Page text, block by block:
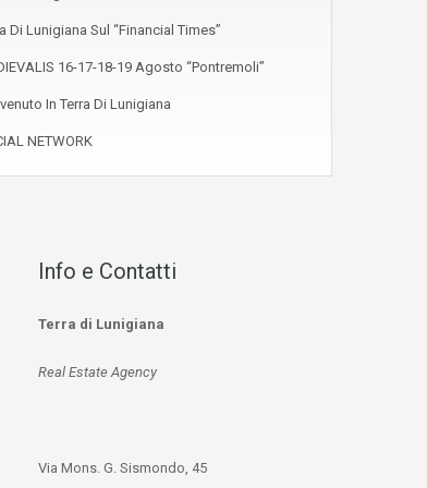
Di Lunigiana Sul “Financial Times”
16-17-18-19 Agosto “Pontremoli”
In Terra Di Lunigiana
NETWORK
Info e Contatti
Terra di Lunigiana
Real Estate Agency
Via Mons. G. Sismondo, 45